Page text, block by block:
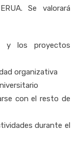
Se valorará
y los proyectos
organizativa
con el resto de
durante el